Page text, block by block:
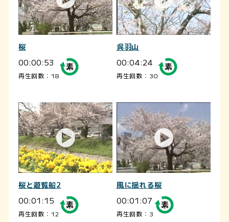
桜
00:00:53
再生回数：18
呉羽山
00:04:24
再生回数：30
桜と遊覧船2
00:01:15
再生回数：12
風に揺れる桜
00:01:07
再生回数：3